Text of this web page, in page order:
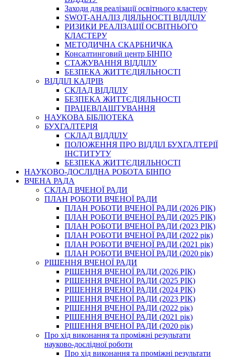
Заходи для реалізації освітнього кластеру
SWOT-АНАЛІЗ ДІЯЛЬНОСТІ ВІДДІЛУ
РИЗИКИ РЕАЛІЗАЦІЇ ОСВІТНЬОГО
КЛАСТЕРУ
МЕТОДИЧНА СКАРБНИЧКА
Консалтинговий центр БІНПО
СТАЖУВАННЯ ВІДДІЛУ
БЕЗПЕКА ЖИТТЄДІЯЛЬНОСТІ
ВІДДІЛ КАДРІВ
СКЛАД ВІДДІЛУ
БЕЗПЕКА ЖИТТЄДІЯЛЬНОСТІ
ПРАЦЕВЛАШТУВАННЯ
НАУКОВА БІБЛІОТЕКА
БУХГАЛТЕРІЯ
СКЛАД ВІДДІЛУ
ПОЛОЖЕННЯ ПРО ВІДДІЛ БУХГАЛТЕРІЇ
ІНСТИТУТУ
БЕЗПЕКА ЖИТТЄДІЯЛЬНОСТІ
НАУКОВО-ДОСЛІДНА РОБОТА БІНПО
ВЧЕНА РАДА
СКЛАД ВЧЕНОЇ РАДИ
ПЛАН РОБОТИ ВЧЕНОЇ РАДИ
ПЛАН РОБОТИ ВЧЕНОЇ РАДИ (2026 РІК)
ПЛАН РОБОТИ ВЧЕНОЇ РАДИ (2025 РІК)
ПЛАН РОБОТИ ВЧЕНОЇ РАДИ (2023 РІК)
ПЛАН РОБОТИ ВЧЕНОЇ РАДИ (2022 рік)
ПЛАН РОБОТИ ВЧЕНОЇ РАДИ (2021 рік)
ПЛАН РОБОТИ ВЧЕНОЇ РАДИ (2020 рік)
РІШЕННЯ ВЧЕНОЇ РАДИ
РІШЕННЯ ВЧЕНОЇ РАДИ (2026 РІК)
РІШЕННЯ ВЧЕНОЇ РАДИ (2025 РІК)
РІШЕННЯ ВЧЕНОЇ РАДИ (2024 РІК)
РІШЕННЯ ВЧЕНОЇ РАДИ (2023 РІК)
РІШЕННЯ ВЧЕНОЇ РАДИ (2022 рік)
РІШЕННЯ ВЧЕНОЇ РАДИ (2021 рік)
РІШЕННЯ ВЧЕНОЇ РАДИ (2020 рік)
Про хід виконання та проміжні результати
науково-дослідної роботи
Про хід виконання та проміжні результати